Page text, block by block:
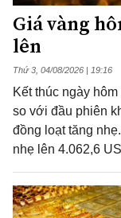
Giá vàng
lên
Thứ 3, 04/08/2026 | 19:16
Kết thúc ngày
so với đầu phiên
đồng loạt tăng
nhẹ lên 4.062,6